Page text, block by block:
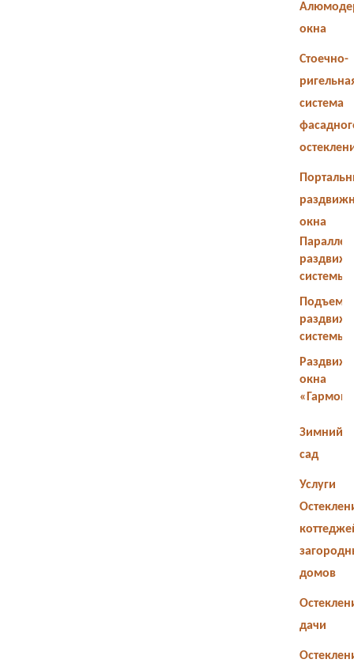
окна
Стоечно-
система
окна
системы
системы
окна
Зимний
сад
Услуги
домов
дачи